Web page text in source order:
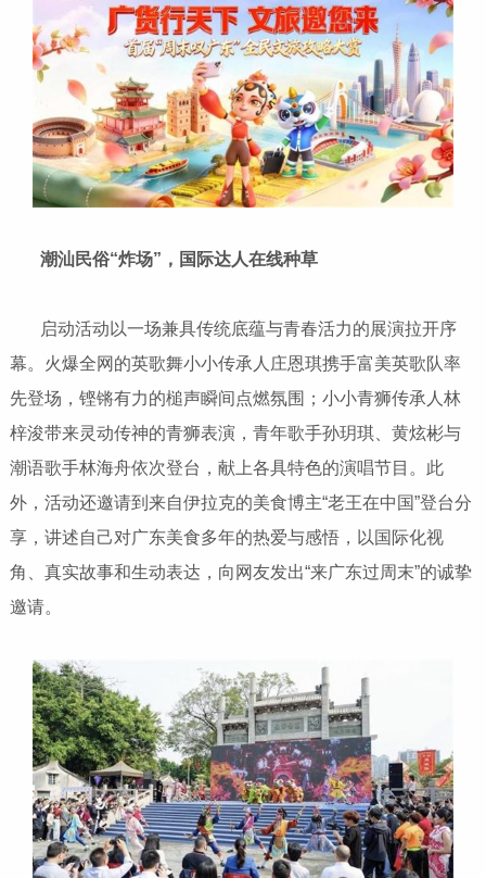
潮汕民俗“炸场”，国际达人在线种草
启动活动以一场兼具传统底蕴与青春活力的展演拉开序
幕。火爆全网的英歌舞小小传承人庄恩琪携手富美英歌队率
先登场，铿锵有力的槌声瞬间点燃氛围；小小青狮传承人林
梓浚带来灵动传神的青狮表演，青年歌手孙玥琪、黄炫彬与
潮语歌手林海舟依次登台，献上各具特色的演唱节目。此
外，活动还邀请到来自伊拉克的美食博主“老王在中国”登台分
享，讲述自己对广东美食多年的热爱与感悟，以国际化视
角、真实故事和生动表达，向网友发出“来广东过周末”的诚挚
邀请。